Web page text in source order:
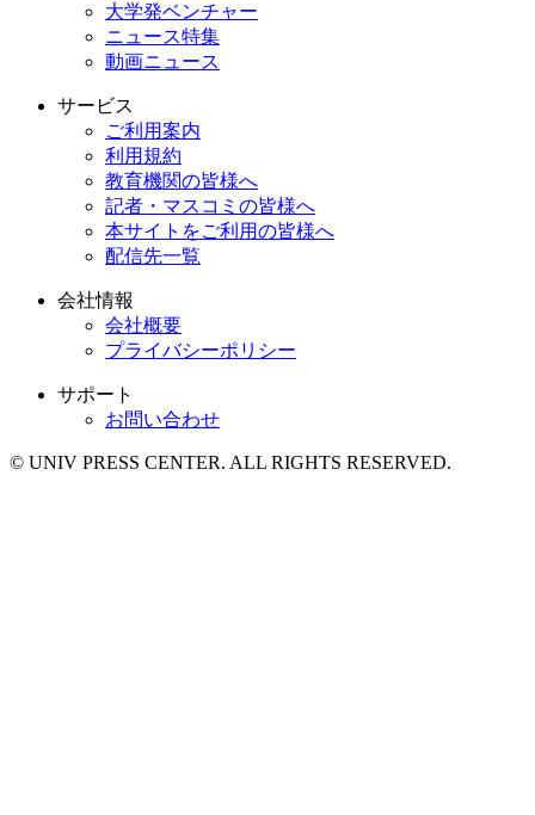
大学発ベンチャー
ニュース特集
動画ニュース
サービス
ご利用案内
利用規約
教育機関の皆様へ
記者・マスコミの皆様へ
本サイトをご利用の皆様へ
配信先一覧
会社情報
会社概要
プライバシーポリシー
サポート
お問い合わせ
© UNIV PRESS CENTER. ALL RIGHTS RESERVED.